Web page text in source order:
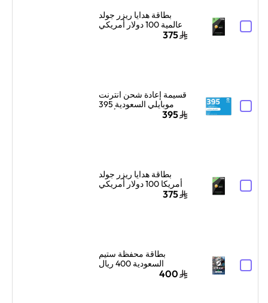
بطاقة هدايا ريزر جولد
عالمية 100 دولار أمريكي
إرسال الكود الرقمي375
قسيمة إعادة شحن انترنت
موبايلي السعودية 395
395
بطاقة هدايا ريزر جولد
أمريكا 100 دولار أمريكي
إرسال الكود الرقمي375
بطاقة محفظة ستيم
السعودية 400 ريال
سعودي إرسال الكود400